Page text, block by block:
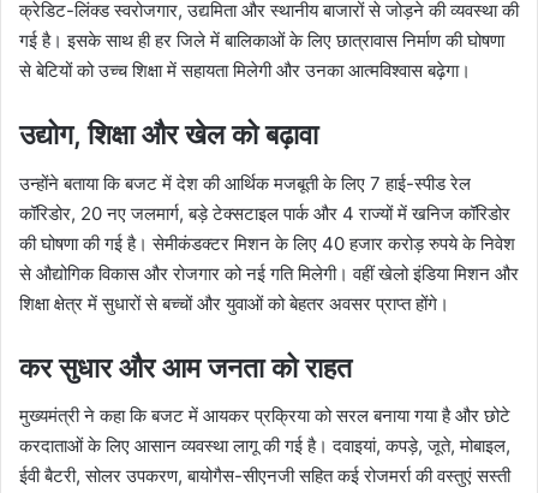
क्रेडिट-लिंक्ड स्वरोजगार, उद्यमिता और स्थानीय बाजारों से जोड़ने की व्यवस्था की
गई है। इसके साथ ही हर जिले में बालिकाओं के लिए छात्रावास निर्माण की घोषणा
से बेटियों को उच्च शिक्षा में सहायता मिलेगी और उनका आत्मविश्वास बढ़ेगा।
उद्योग, शिक्षा और खेल को बढ़ावा
उन्होंने बताया कि बजट में देश की आर्थिक मजबूती के लिए 7 हाई-स्पीड रेल
कॉरिडोर, 20 नए जलमार्ग, बड़े टेक्सटाइल पार्क और 4 राज्यों में खनिज कॉरिडोर
की घोषणा की गई है। सेमीकंडक्टर मिशन के लिए 40 हजार करोड़ रुपये के निवेश
से औद्योगिक विकास और रोजगार को नई गति मिलेगी। वहीं खेलो इंडिया मिशन और
शिक्षा क्षेत्र में सुधारों से बच्चों और युवाओं को बेहतर अवसर प्राप्त होंगे।
कर सुधार और आम जनता को राहत
मुख्यमंत्री ने कहा कि बजट में आयकर प्रक्रिया को सरल बनाया गया है और छोटे
करदाताओं के लिए आसान व्यवस्था लागू की गई है। दवाइयां, कपड़े, जूते, मोबाइल,
ईवी बैटरी, सोलर उपकरण, बायोगैस-सीएनजी सहित कई रोजमर्रा की वस्तुएं सस्ती